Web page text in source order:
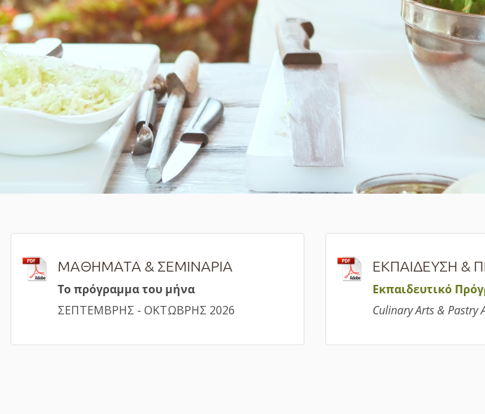
ΜΑΘΗΜΑΤΑ & ΣΕΜΙΝΑΡΙΑ
Το πρόγραμμα του μήνα
ΣΕΠΤΕΜΒΡΗΣ - ΟΚΤΩΒΡΗΣ 2026
ΕΚΠΑΙΔΕΥΣΗ &
Εκπαιδευτικό
Culinary Arts & Pastry